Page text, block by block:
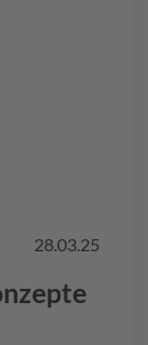
28.03.25